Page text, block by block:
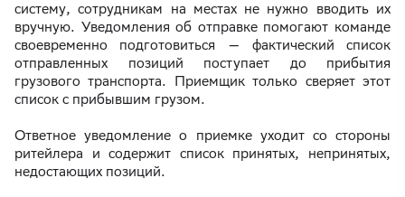
систему, сотрудникам на местах не нужно вводить их
вручную. Уведомления об отправке помогают команде
своевременно подготовиться — фактический список
отправленных позиций поступает до прибытия
грузового транспорта. Приемщик только сверяет этот
список с прибывшим грузом.
Ответное уведомление о приемке уходит со стороны
ритейлера и содержит список принятых, непринятых,
недостающих позиций.